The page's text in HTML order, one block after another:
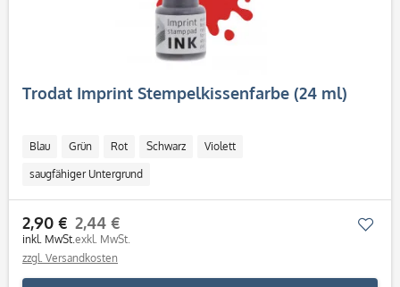
Trodat Imprint Stempelkissenfarbe (24 ml)
Blau Grün Rot Schwarz Violett
saugfähiger Untergrund
2,90 €
inkl. MwSt.
2,44 €
exkl. MwSt.
zzgl. Versandkosten